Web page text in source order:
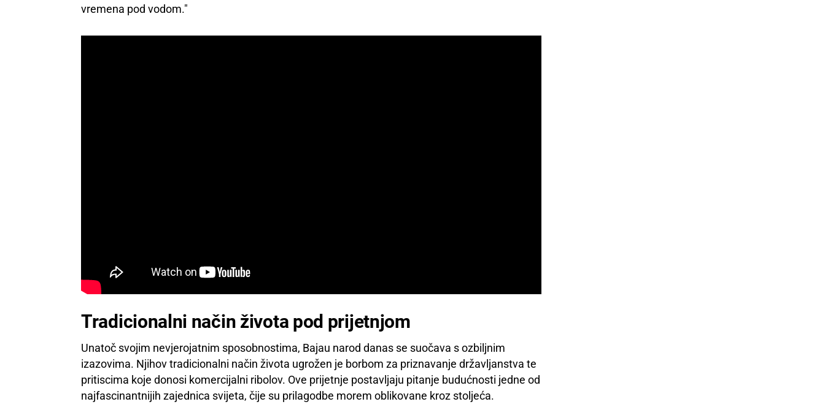
vremena pod vodom."
Tradicionalni način života pod prijetnjom
Unatoč svojim nevjerojatnim sposobnostima, Bajau narod danas se suočava s ozbiljnim
izazovima. Njihov tradicionalni način života ugrožen je borbom za priznavanje državljanstva te
pritiscima koje donosi komercijalni ribolov. Ove prijetnje postavljaju pitanje budućnosti jedne od
najfascinantnijih zajednica svijeta, čije su prilagodbe morem oblikovane kroz stoljeća.